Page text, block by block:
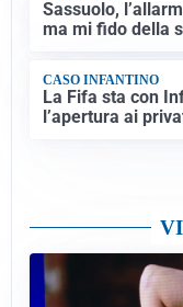
Sassuolo,
ma mi fido della
CASO INFANTINO
La Fifa sta con
l’apertura ai